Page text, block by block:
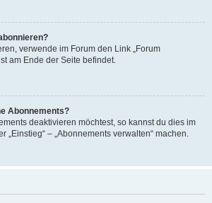
verwende im Forum den Link „Forum
am Ende der Seite befindet.
Abonnements?
deaktivieren möchtest, so kannst du dies im
„Einstieg“ – „Abonnements verwalten“ machen.